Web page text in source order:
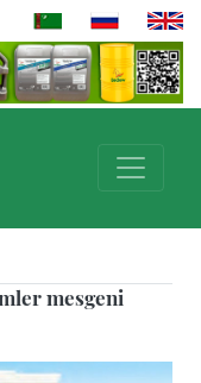
mesgeni